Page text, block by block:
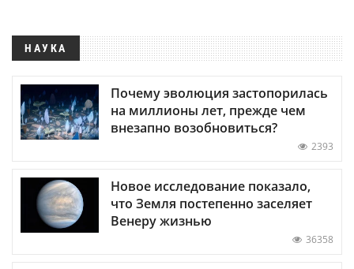
НАУКА
Почему эволюция застопорилась
на миллионы лет, прежде чем
внезапно возобновиться?
2393
Новое исследование показало,
что Земля постепенно заселяет
Венеру жизнью
36358